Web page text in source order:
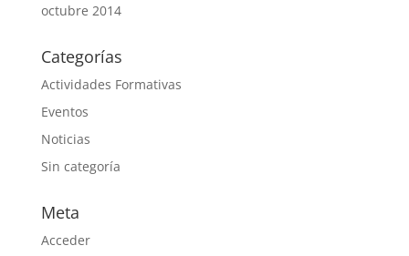
octubre 2014
Categorías
Actividades Formativas
Eventos
Noticias
Sin categoría
Meta
Acceder